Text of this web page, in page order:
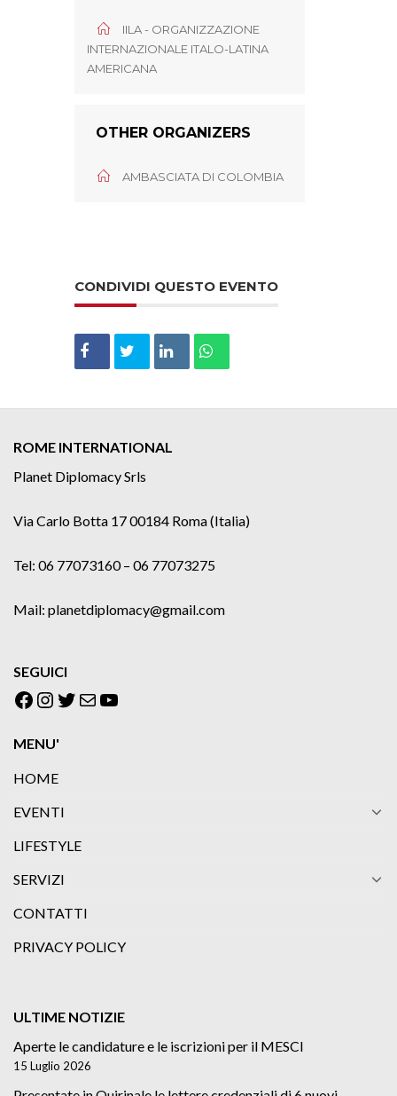
IILA - ORGANIZZAZIONE
INTERNAZIONALE ITALO-LATINA
AMERICANA
OTHER ORGANIZERS
AMBASCIATA DI COLOMBIA
CONDIVIDI QUESTO EVENTO
ROME INTERNATIONAL
Planet Diplomacy Srls
Via Carlo Botta 17 00184 Roma (Italia)
Tel: 06 77073160 – 06 77073275
Mail: planetdiplomacy@gmail.com
SEGUICI
Facebook
Instagram
Twitter
EmailYouTube
MENU'
HOME
EVENTI
LIFESTYLE
SERVIZI
CONTATTI
PRIVACY POLICY
ULTIME NOTIZIE
Aperte le candidature e le iscrizioni per il MESCI
15 Luglio 2026